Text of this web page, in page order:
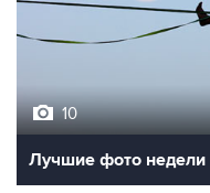
10
Лучшие фото недели